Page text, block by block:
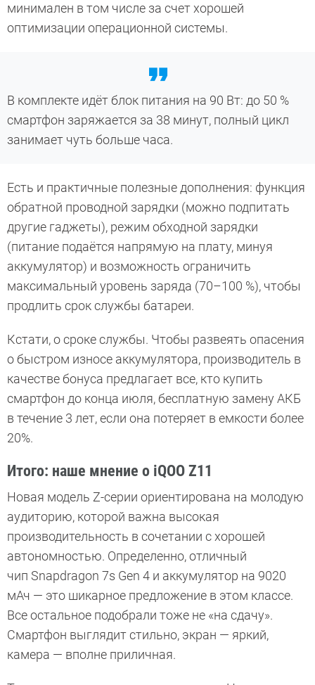
минимален в том числе за счет хорошей
оптимизации операционной системы.
В комплекте идёт блок питания на 90 Вт: до 50 %
смартфон заряжается за 38 минут, полный цикл
занимает чуть больше часа.
Есть и практичные полезные дополнения: функция
обратной проводной зарядки (можно подпитать
другие гаджеты), режим обходной зарядки
(питание подаётся напрямую на плату, минуя
аккумулятор) и возможность ограничить
максимальный уровень заряда (70–100 %), чтобы
продлить срок службы батареи.
Кстати, о сроке службы. Чтобы развеять опасения
о быстром износе аккумулятора, производитель в
качестве бонуса предлагает все, кто купить
смартфон до конца июля, бесплатную замену АКБ
в течение 3 лет, если она потеряет в емкости более
20%.
Итого: наше мнение о iQOO Z11
Новая модель Z-серии ориентирована на молодую
аудиторию, которой важна высокая
производительность в сочетании с хорошей
автономностью. Определенно, отличный
чип Snapdragon 7s Gen 4 и аккумулятор на 9020
мАч — это шикарное предложение в этом классе.
Все остальное подобрали тоже не «на сдачу».
Смартфон выглядит стильно, экран — яркий,
камера — вполне приличная.